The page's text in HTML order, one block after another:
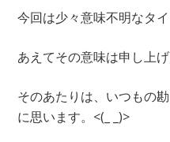
今回は少々意味不明なタイ
あえてその意味は申し上げ
そのあたりは、いつもの
に思います。<(_ _)>